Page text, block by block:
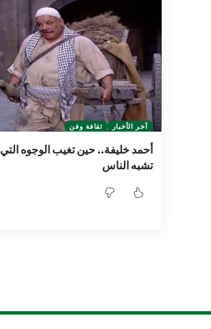
آخر الأخبار ثقافة وفن
أحمد خليفة.. حين تغيب الوجوه التي
تشبه الناس